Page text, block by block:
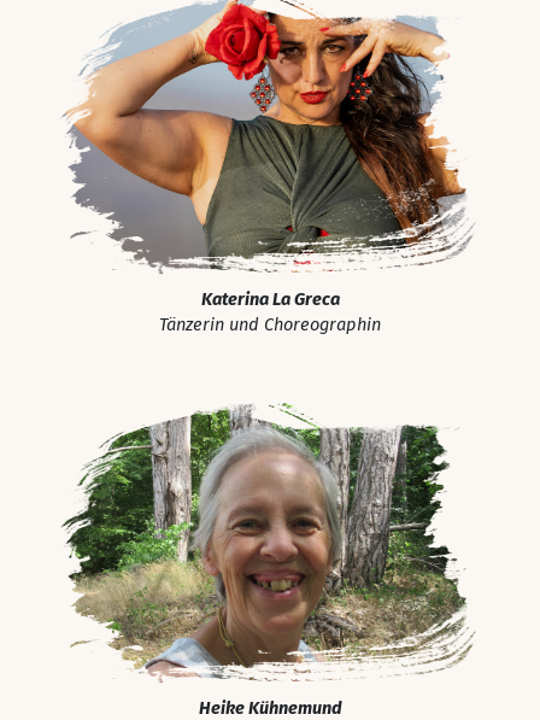
Katerina La Greca
Tänzerin und Choreographin
Heike Kühnemund